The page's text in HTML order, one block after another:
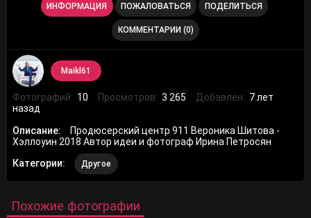
ИНФОРМАЦИЯ ПОЖАЛОВАТЬСЯ ПОДЕЛИТЬСЯ
КОММЕНТАРИИ (0)
Maikl61
Фотографий: 10 Просмотров: 3 265 Добавлен: 7 лет
назад
Описание:
Продюсерский центр 911 Вероника Шитова -
Хэллоуин 2018 Автор идеи и фотограф Ирина Петросян
Категории:
Другое
Похожие фотографии